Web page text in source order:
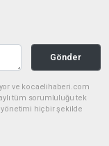
Gönder
ve kocaelihaberi.com
tüm sorumluluğu tek
yönetimi hiçbir şekilde